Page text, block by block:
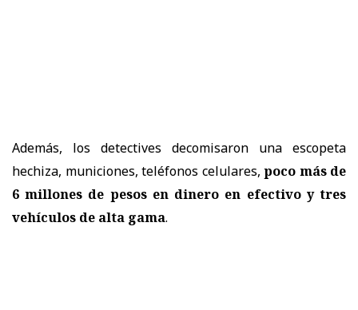
Además, los detectives decomisaron una escopeta
hechiza, municiones, teléfonos celulares, poco más de
6 millones de pesos en dinero en efectivo y tres
vehículos de alta gama.